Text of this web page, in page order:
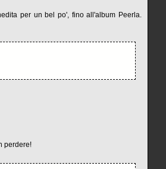
per un bel po', fino all'album Peerla.
perdere!